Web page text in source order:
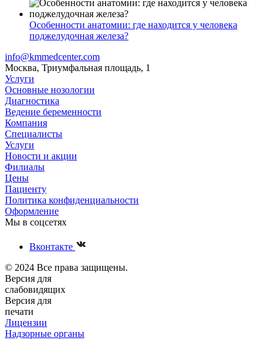
Особенности анатомии: где находится у человека
поджелудочная железа?
info@kmmedcenter.com
Москва, Триумфальная площадь, 1
Услуги
Основные нозологии
Диагностика
Ведение беременности
Компания
Специалисты
Услуги
Новости и акции
Филиалы
Цены
Пациенту
Политика конфиденциальности
Оформление
Мы в соцсетях
Вконтакте
© 2024 Все права защищены.
Версия для
слабовидящих
Версия для
печати
Лицензии
Надзорные органы